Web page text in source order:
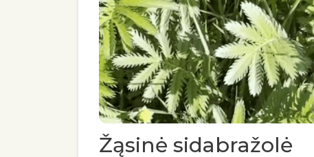
Žąsinė sidabražolė